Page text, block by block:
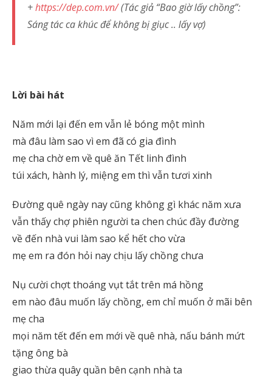
+https://dep.com.vn/(Tác giả “Bao giờ lấy chồng”:
Sáng tác ca khúc để không bị giục .. lấy vợ)
Lời bài hát
Năm mới lại đến em vẫn lẻ bóng một mình
mà đâu làm sao vì em đã có gia đình
mẹ cha chờ em về quê ăn Tết linh đình
túi xách, hành lý, miệng em thì vẫn tươi xinh
Đường quê ngày nay cũng không gì khác năm xưa
vẫn thấy chợ phiên người ta chen chúc đầy đường
về đến nhà vui làm sao kể hết cho vừa
mẹ em ra đón hỏi nay chịu lấy chồng chưa
Nụ cười chợt thoáng vụt tắt trên má hồng
em nào đâu muốn lấy chồng, em chỉ muốn ở mãi bên
mẹ cha
mọi năm tết đến em mới về quê nhà, nấu bánh mứt
tặng ông bà
giao thừa quây quần bên cạnh nhà ta